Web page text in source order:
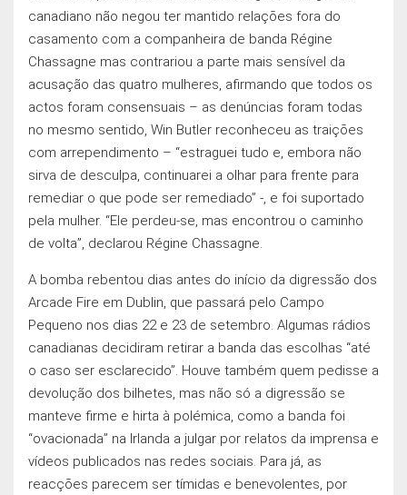
canadiano não negou ter mantido relaçōes fora do
casamento com a companheira de banda Régine
Chassagne mas contrariou a parte mais sensível da
acusação das quatro mulheres, afirmando que todos os
actos foram consensuais – as denúncias foram todas
no mesmo sentido, Win Butler reconheceu as traiçōes
com arrependimento – “estraguei tudo e, embora não
sirva de desculpa, continuarei a olhar para frente para
remediar o que pode ser remediado” -, e foi suportado
pela mulher. “Ele perdeu-se, mas encontrou o caminho
de volta”, declarou Régine Chassagne.
A bomba rebentou dias antes do início da digressão dos
Arcade Fire em Dublin, que passará pelo Campo
Pequeno nos dias 22 e 23 de setembro. Algumas rádios
canadianas decidiram retirar a banda das escolhas “até
o caso ser esclarecido”. Houve também quem pedisse a
devolução dos bilhetes, mas não só a digressão se
manteve firme e hirta à polémica, como a banda foi
“ovacionada” na Irlanda a julgar por relatos da imprensa e
vídeos publicados nas redes sociais. Para já, as
reacçōes parecem ser tímidas e benevolentes, por